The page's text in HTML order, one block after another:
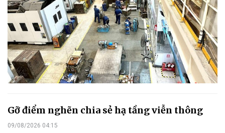
Gỡ điểm nghẽn chia sẻ hạ tầng viễn thông
09/08/2026 04:15